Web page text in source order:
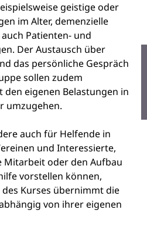
geistige oder
im Alter, demenzielle
Patienten- und
Der Austausch über
das persönliche Gespräch
sollen zudem
den eigenen Belastungen in
umzugehen.
auch für Helfende in
und Interessierte,
Mitarbeit oder den Aufbau
vorstellen können,
Kurses übernimmt die
von ihrer eigenen